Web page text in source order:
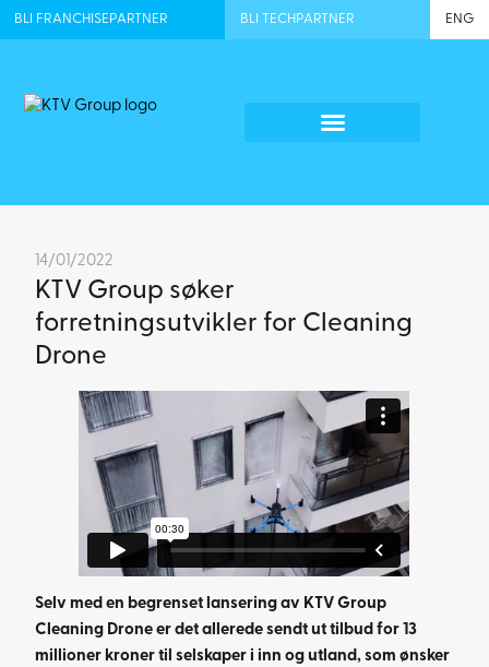
BLI FRANCHISEPARTNER BLI TECHPARTNER ENG
14/01/2022
KTV Group søker
forretningsutvikler for Cleaning
Drone
Selv med en begrenset lansering av KTV Group
Cleaning Drone er det allerede sendt ut tilbud for 13
millioner kroner til selskaper i inn og utland, som ønsker